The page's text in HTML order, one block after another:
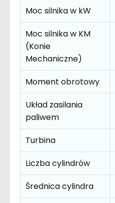
Moc silnika w kW
Moc silnika w KM
(Konie
Mechaniczne)
Moment obrotowy
Układ zasilania
paliwem
Turbina
Liczba cylindrów
Średnica cylindra